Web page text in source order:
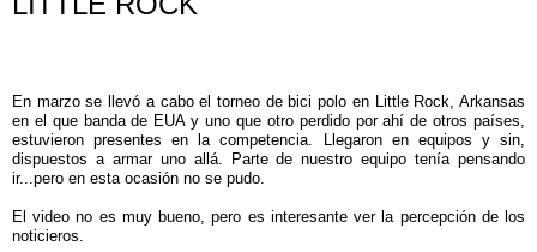
En marzo se llevó a cabo el torneo de bici polo en Little Rock, Arkansas
en el que banda de EUA y uno que otro perdido por ahí de otros países,
estuvieron presentes en la competencia. Llegaron en equipos y sin,
dispuestos a armar uno allá. Parte de nuestro equipo tenía pensando
ir...pero en esta ocasión no se pudo.
El video no es muy bueno, pero es interesante ver la percepción de los
noticieros.